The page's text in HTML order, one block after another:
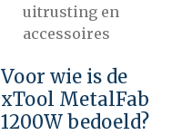
uitrusting en
accessoires
Voor wie is de
xTool MetalFab
1200W bedoeld?